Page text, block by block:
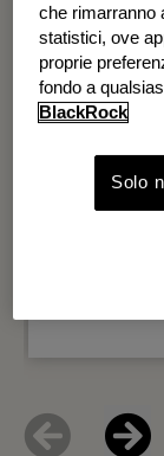
che rimarranno
statistici, ove
proprie
fondo a
BlackRock
Solo